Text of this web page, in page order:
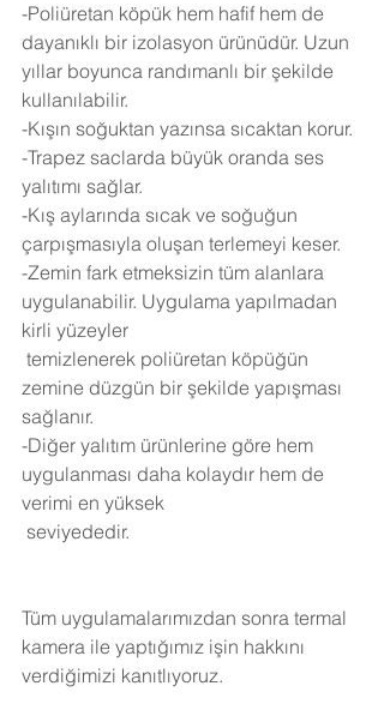
-Poliüretan köpük hem hafif hem de
dayanıklı bir izolasyon ürünüdür. Uzun
yıllar boyunca randımanlı bir şekilde
kullanılabilir.
-Kışın soğuktan yazınsa sıcaktan korur.
-Trapez saclarda büyük oranda ses
yalıtımı sağlar.
-Kış aylarında sıcak ve soğuğun
çarpışmasıyla oluşan terlemeyi keser.
-Zemin fark etmeksizin tüm alanlara
uygulanabilir. Uygulama yapılmadan
kirli yüzeyler
zemine düzgün bir şekilde yapışması
sağlanır.
-Diğer yalıtım ürünlerine göre hem
uygulanması daha kolaydır hem de
verimi en yüksek
seviyededir.
Tüm uygulamalarımızdan sonra termal
kamera ile yaptığımız işin hakkını
verdiğimizi kanıtlıyoruz.